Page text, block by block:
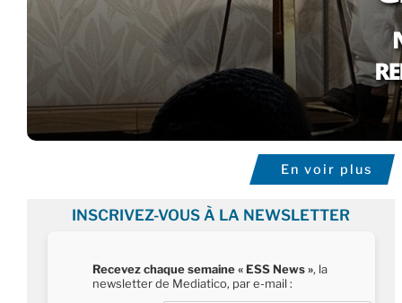
En voir plus
INSCRIVEZ-VOUS À LA NEWSLETTER
Recevez chaque semaine « ESS News », la
newsletter de Mediatico, par e-mail :